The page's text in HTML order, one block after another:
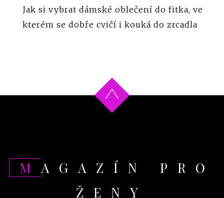
Jak si vybrat dámské oblečení do fitka, ve
kterém se dobře cvičí i kouká do zrcadla
MAGAZÍN PRO
ŽENY